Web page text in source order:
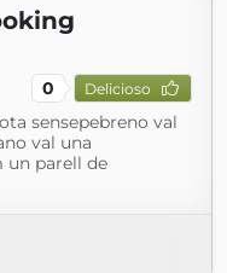
0 Delicioso
sensepebreno val
val una
un parell de